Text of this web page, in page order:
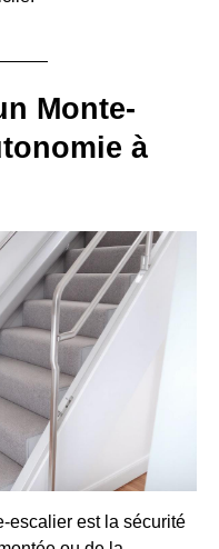
Monte-
à
escalier est la sécurité